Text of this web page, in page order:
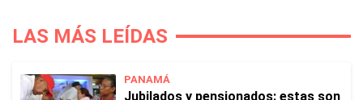
LAS MÁS LEÍDAS
PANAMÁ
Jubilados y pensionados: estas son